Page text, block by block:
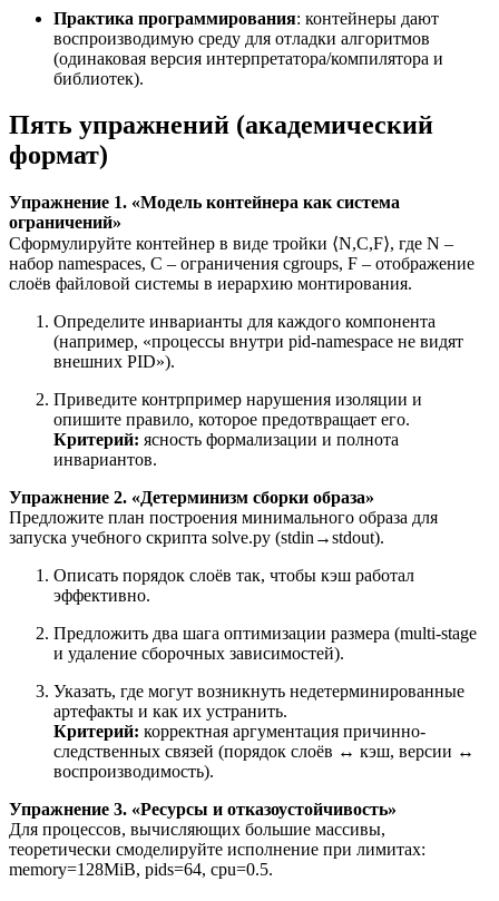
Практика программирования: контейнеры дают
воспроизводимую среду для отладки алгоритмов
(одинаковая версия интерпретатора/компилятора и
библиотек).
Пять упражнений (академический
формат)
Упражнение 1. «Модель контейнера как система
ограничений»
Сформулируйте контейнер в виде тройки ⟨N,C,F⟩, где N –
набор namespaces, C – ограничения cgroups, F – отображение
слоёв файловой системы в иерархию монтирования.
Определите инварианты для каждого компонента
(например, «процессы внутри pid-namespace не видят
внешних PID»).
Приведите контрпример нарушения изоляции и
опишите правило, которое предотвращает его.
Критерий: ясность формализации и полнота
инвариантов.
Упражнение 2. «Детерминизм сборки образа»
Предложите план построения минимального образа для
запуска учебного скрипта solve.py (stdin→stdout).
Описать порядок слоёв так, чтобы кэш работал
эффективно.
Предложить два шага оптимизации размера (multi-stage
и удаление сборочных зависимостей).
Указать, где могут возникнуть недетерминированные
артефакты и как их устранить.
Критерий: корректная аргументация причинно-
следственных связей (порядок слоёв ↔ кэш, версии ↔
воспроизводимость).
Упражнение 3. «Ресурсы и отказоустойчивость»
Для процессов, вычисляющих большие массивы,
теоретически смоделируйте исполнение при лимитах:
memory=128MiB, pids=64, cpu=0.5.